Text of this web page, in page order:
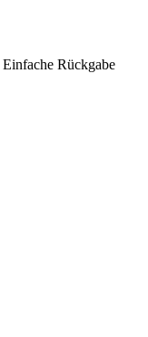
Einfache Rückgabe